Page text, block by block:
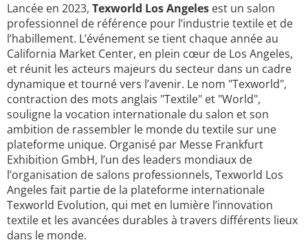
Lancée en 2023, Texworld Los Angeles est un salon
professionnel de référence pour l’industrie textile et de
l’habillement. L’événement se tient chaque année au
California Market Center, en plein cœur de Los Angeles,
et réunit les acteurs majeurs du secteur dans un cadre
dynamique et tourné vers l’avenir. Le nom "Texworld",
contraction des mots anglais "Textile" et "World",
souligne la vocation internationale du salon et son
ambition de rassembler le monde du textile sur une
plateforme unique. Organisé par Messe Frankfurt
Exhibition GmbH, l’un des leaders mondiaux de
l’organisation de salons professionnels, Texworld Los
Angeles fait partie de la plateforme internationale
Texworld Evolution, qui met en lumière l’innovation
textile et les avancées durables à travers différents lieux
dans le monde.